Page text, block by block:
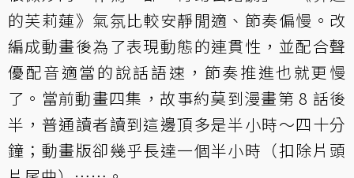
的芙莉蓮》氣氛比較安靜閒適、節奏偏慢。改
編成動畫後為了表現動態的連貫性，並配合聲
優配音適當的說話語速，節奏推進也就更慢
了。當前動畫四集，故事約莫到漫畫第 8 話後
半，普通讀者讀到這邊頂多是半小時～四十分
鐘；動畫版卻幾乎長達一個半小時（扣除片頭